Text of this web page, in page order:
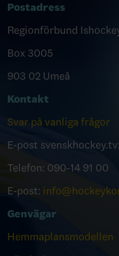
Postadress
Regionförbund
Box 3005
903 02 Umeå
Kontakt
Svar på vanliga frågor
E-post svenskhockey.tv:
Telefon: 090-14 91 00
E-post:
Genvägar
Hemmaplansmodellen